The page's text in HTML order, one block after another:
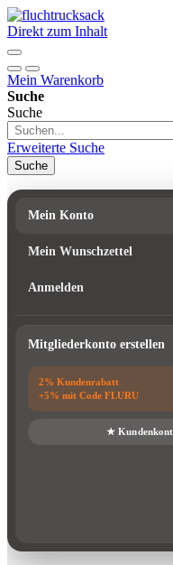
Direkt zum Inhalt
Mein Warenkorb
Suche
Suche
Erweiterte Suche
Suche
Mein Konto
Mein Wunschzettel
Anmelden
Mitgliederkonto erstellen